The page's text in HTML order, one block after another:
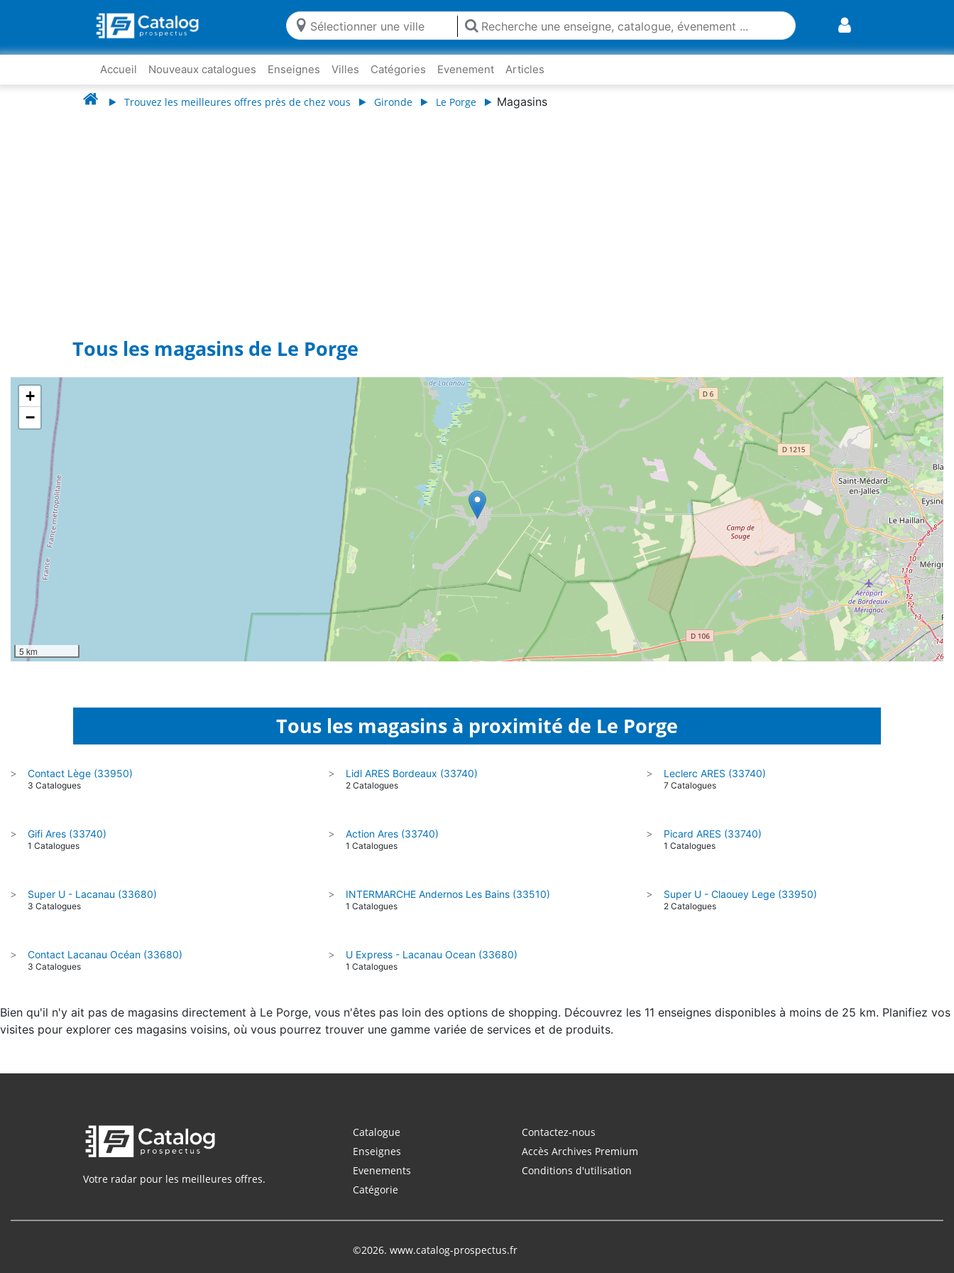
Accueil Nouveaux catalogues Enseignes Villes Catégories Evenement Articles
Trouvez les meilleures offres près de chez vous Gironde Le Porge Magasins
Tous les magasins de Le Porge
6
+
−
5 km
Tous les magasins à proximité de Le Porge
> Contact Lège (33950)
3 Catalogues
> Lidl ARES Bordeaux (33740)
2 Catalogues
> Leclerc ARES (33740)
7 Catalogues
> Gifi Ares (33740)
1 Catalogues
> Action Ares (33740)
1 Catalogues
> Picard ARES (33740)
1 Catalogues
> Super U - Lacanau (33680)
3 Catalogues
> INTERMARCHE Andernos Les Bains (33510)
1 Catalogues
> Super U - Claouey Lege (33950)
2 Catalogues
> Contact Lacanau Océan (33680)
3 Catalogues
> U Express - Lacanau Ocean (33680)
1 Catalogues
Bien qu'il n'y ait pas de magasins directement à Le Porge, vous n'êtes pas loin des options de shopping. Découvrez les 11 enseignes disponibles à moins de 25 km. Planifiez vos
visites pour explorer ces magasins voisins, où vous pourrez trouver une gamme variée de services et de produits.
Votre radar pour les meilleures offres.
Catalogue
Enseignes
Evenements
Catégorie
Contactez-nous
Accès Archives Premium
Conditions d'utilisation
©2026. www.catalog-prospectus.fr